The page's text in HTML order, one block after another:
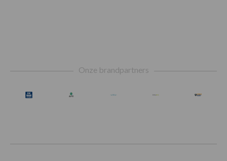
Onze brandpartners